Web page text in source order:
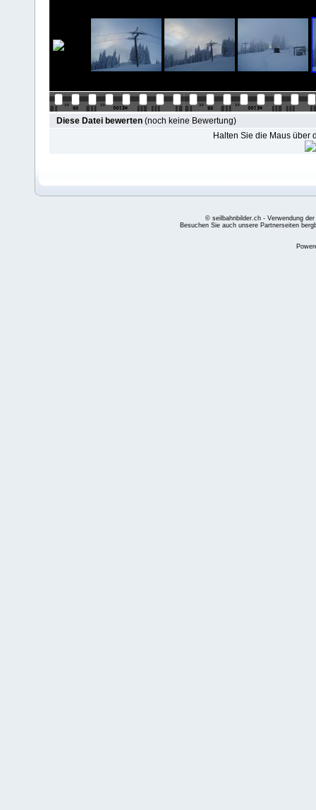
Diese Datei bewerten (noch keine Bewertung)
Halten Sie die Maus über
© seilbahnbilder.ch - Verwendung
Besuchen Sie auch unsere Partnerseiten